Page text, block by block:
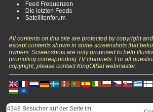
Feed Frequenzen
Die letzten Feeds
Satellitenforum
All contents on this site are protected by copyright
except contents shown in some screenshots that
owners. Screenshots are only proposed to help
promoting corresponding TV channels. For all
copyright, please contact KingOfSat webmaster.
4348 Besucher auf der Seite im